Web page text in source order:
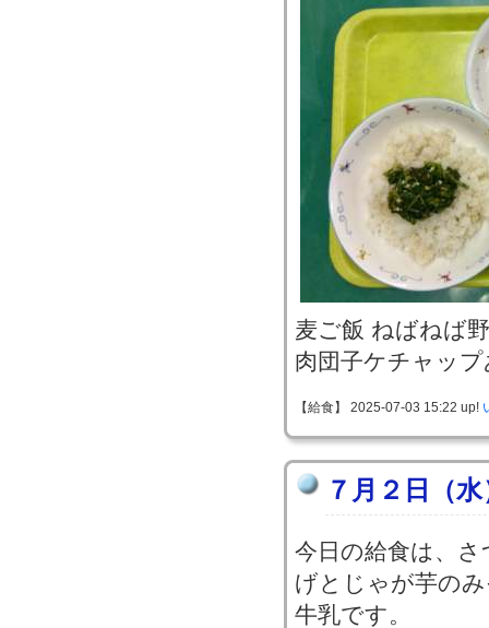
麦ご飯 ねばねば
肉団子ケチャッ
【給食】 2025-07-03 15:22 up!
７月２日（水
今日の給食は、
げとじゃが芋の
牛乳です。